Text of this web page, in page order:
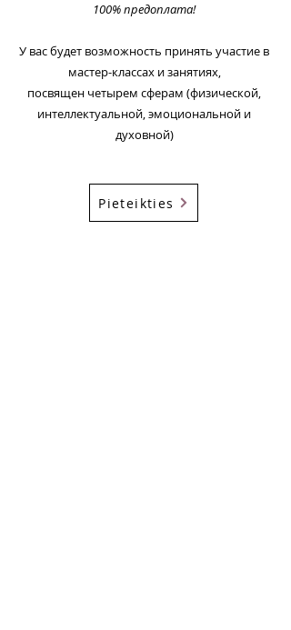
100% предоплата!
У вас будет возможность принять участие в
мастер-классах и занятиях,
посвящен четырем сферам (физической,
интеллектуальной, эмоциональной и
духовной)
Pieteikties